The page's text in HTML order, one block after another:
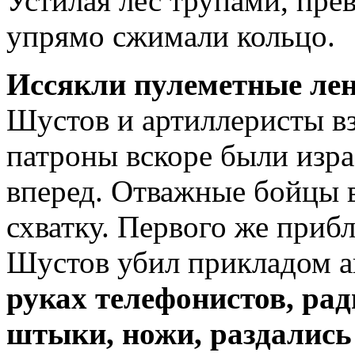
упрямо сжимали кольцо.
Иссякли пулеметные
Шустов и артиллеристы
патроны вскоре были
вперед. Отважные бойцы
схватку. Первого же
Шустов убил прикладом
руках телефонистов,
штыки, ножи,